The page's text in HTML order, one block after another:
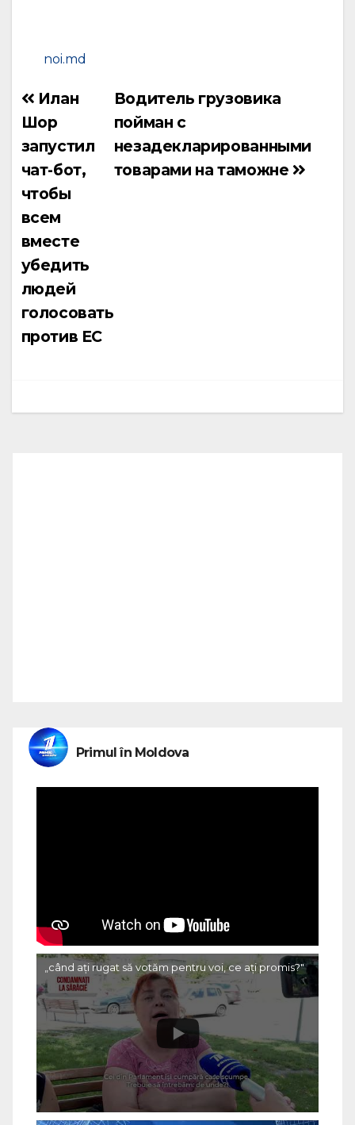
noi.md
Навигация
по
записям
Водитель грузовика
пойман с
незадекларированными
товарами на таможне
Илан
Шор
запустил
чат-бот,
чтобы
всем
вместе
убедить
людей
голосовать
против ЕС
Primul în Moldova
„când ați rugat să votăm pentru voi, ce ați promis?"